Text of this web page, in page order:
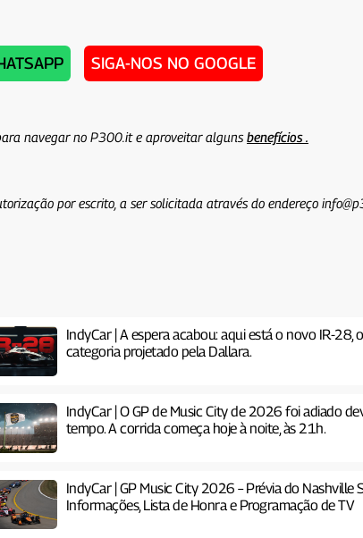
SIGA-NOS NO GOOGLE
navegar no P300.it e aproveitar algunsbenefícios .
por escrito, a ser solicitada através do endereço
IndyCar | A espera acabou: aqui está o novo IR-28,
categoria projetado pela Dallara.
IndyCar | O GP de Music City de 2026 foi adiado
tempo. A corrida começa hoje à noite, às 21h.
IndyCar | GP Music City 2026 – Prévia do Nashville
Informações, Lista de Honra e Programação de TV